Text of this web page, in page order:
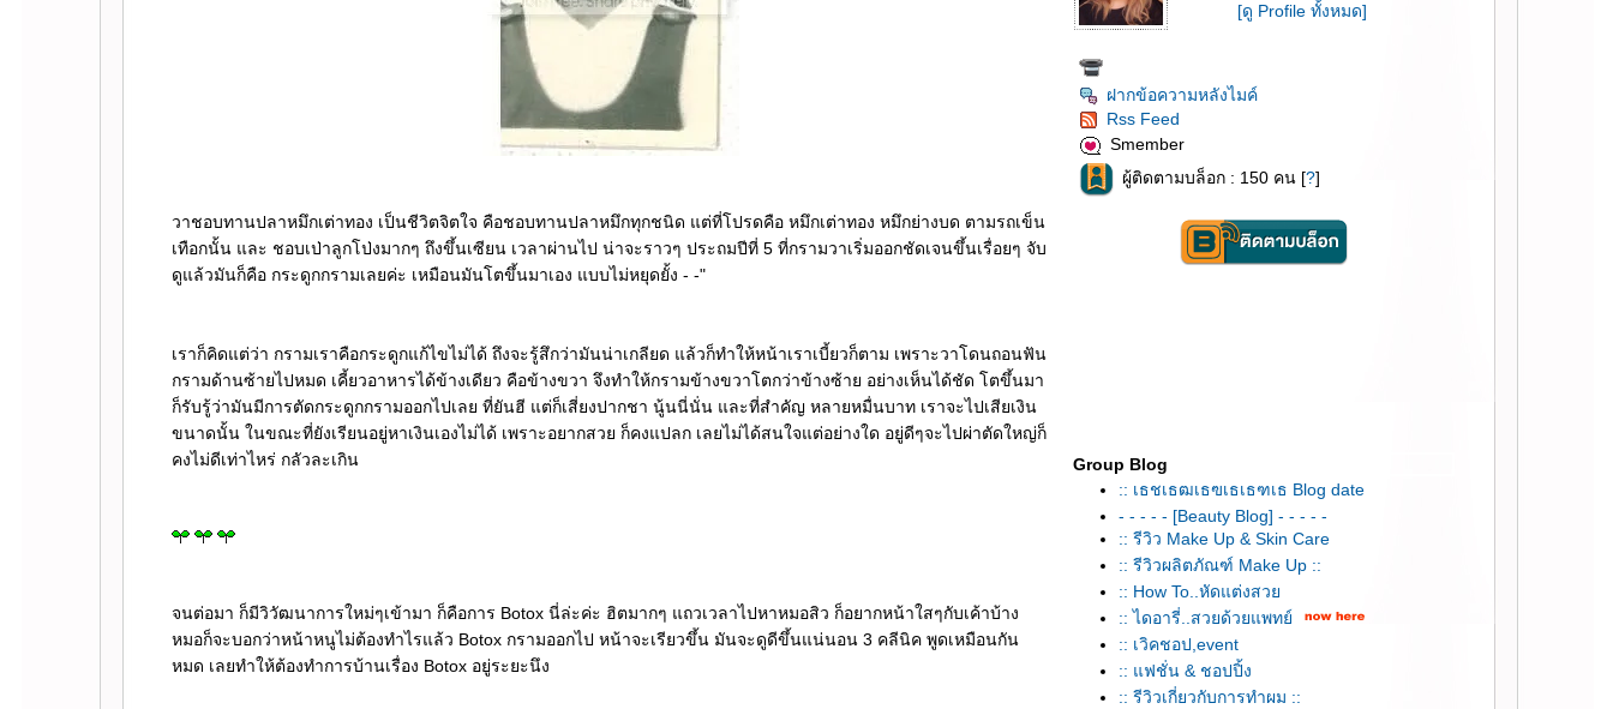
วาชอบทานปลาหมึกเต่าทอง เป็นชีวิตจิตใจ คือชอบทานปลาหมึกทุกชนิด แต่ที่โปรดคือ หมึกเต่าทอง หมึกย่างบด ตามรถเข็น
เทือกนั้น และ ชอบเป่าลูกโป่งมากๆ ถึงขึ้นเซียน เวลาผ่านไป น่าจะราวๆ ประถมปีที่ 5 ที่กรามวาเริ่มออกชัดเจนขึ้นเรื่อยๆ จับ
ดูแล้วมันก็คือ กระดูกกรามเลยค่ะ เหมือนมันโตขึ้นมาเอง แบบไม่หยุดยั้ง - -"
เราก็คิดแต่ว่า กรามเราคือกระดูกแก้ไขไม่ได้ ถึงจะรู้สึกว่ามันน่าเกลียด แล้วก็ทำให้หน้าเราเบี้ยวก็ตาม เพราะวาโดนถอนฟัน
กรามด้านซ้ายไปหมด เคี้ยวอาหารได้ข้างเดียว คือข้างขวา จึงทำให้กรามข้างขวาโตกว่าข้างซ้าย อย่างเห็นได้ชัด โตขึ้นมา
ก็รับรู้ว่ามันมีการตัดกระดูกกรามออกไปเลย ที่ยันฮี แต่ก็เสี่ยงปากชา นู้นนี่นั่น และที่สำคัญ หลายหมื่นบาท เราจะไปเสียเงิน
ขนาดนั้น ในขณะที่ยังเรียนอยู่หาเงินเองไม่ได้ เพราะอยากสวย ก็คงแปลก เลยไม่ได้สนใจแต่อย่างใด อยู่ดีๆจะไปผ่าตัดใหญ่ก็
คงไม่ดีเท่าไหร่ กลัวละเกิน
จนต่อมา ก็มีวิวัฒนาการใหม่ๆเข้ามา ก็คือการ Botox นี่ล่ะค่ะ ฮิตมากๆ แถวเวลาไปหาหมอสิว ก็อยากหน้าใสๆกับเค้าบ้าง
หมอก็จะบอกว่าหน้าหนูไม่ต้องทำไรแล้ว Botox กรามออกไป หน้าจะเรียวขึ้น มันจะดูดีขึ้นแน่นอน 3 คลีนิค พูดเหมือนกัน
หมด เลยทำให้ต้องทำการบ้านเรื่อง Botox อยู่ระยะนึง
[ดู Profile ทั้งหมด]
ฝากข้อความหลังไมค์
Rss Feed
Smember
ผู้ติดตามบล็อก : 150 คน [?]
Group Blog
:: เธชเธฒเธฃเธเธฑเธ Blog date
- - - - - [Beauty Blog] - - - - -
:: รีวิว Make Up & Skin Care
:: รีวิวผลิตภัณฑ์ Make Up ::
:: How To..หัดแต่งสว
:: ไดอารี่..สวยด้วยแพทย์
:: เวิคชอป,event
:: แฟชั่น & ชอปปิ้ง
:: รีวิวเกี่ยวกับการทำผม ::